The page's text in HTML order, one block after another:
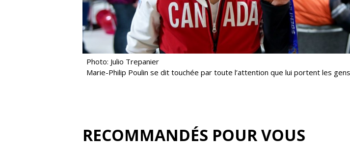
Photo: Julio Trepanier
Marie-Philip Poulin se dit touchée par toute l’attention que lui portent les
RECOMMANDÉS POUR VOUS